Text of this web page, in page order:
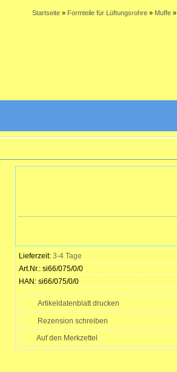
Startseite» Formteile für Lüftungsrohre» Muffe»
Lieferzeit: 3-4 Tage
Art.Nr.: si66/075/0/0
HAN: si66/075/0/0
Artikeldatenblatt drucken
Rezension schreiben